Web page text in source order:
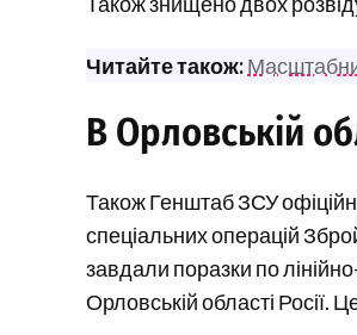
Читайте також:
В Орловській
Також Генштаб ЗСУ
спеціальних операцій
завдали поразки по
Орловській області Росії.